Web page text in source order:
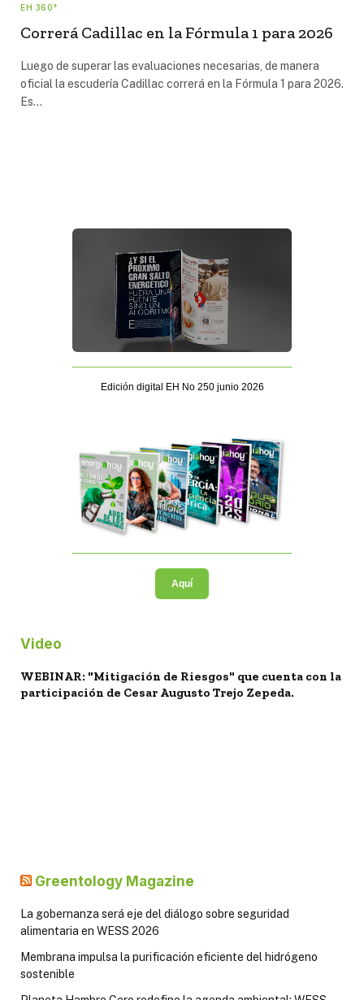
EH 360°
Correrá Cadillac en la Fórmula 1 para 2026
Luego de superar las evaluaciones necesarias, de manera
oficial la escudería Cadillac correrá en la Fórmula 1 para 2026.
Es…
Edición digital EH No 250 junio 2026
Aquí
Video
WEBINAR: "Mitigación de Riesgos" que cuenta con la
participación de Cesar Augusto Trejo Zepeda.
Greentology Magazine
La gobernanza será eje del diálogo sobre seguridad
alimentaria en WESS 2026
Membrana impulsa la purificación eficiente del hidrógeno
sostenible